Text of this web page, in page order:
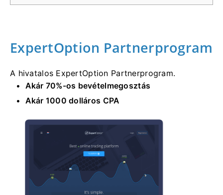
ExpertOption Partnerprogram
A hivatalos ExpertOption Partnerprogram.
Akár 70%-os bevételmegosztás
Akár 1000 dolláros CPA